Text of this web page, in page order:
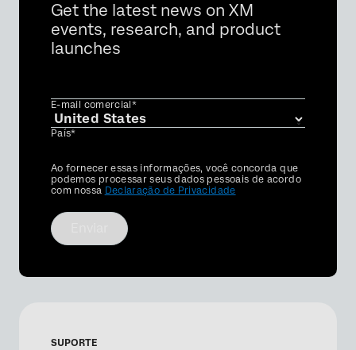
Get the latest news on XM
events, research, and product
launches
E-mail comercial*
País*
Privacy
Optin
Ao fornecer essas informações, você concorda que
podemos processar seus dados pessoais de acordo
com nossa Declaração de Privacidade
SUPORTE